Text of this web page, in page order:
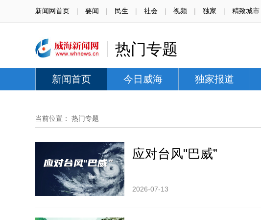
新闻网首页 | 要闻 | 民生 | 社会 | 视频 | 独家 | 精致城市
热门专题
新闻首页 今日威海 独家报道
当前位置： 热门专题
应对台风"巴威”
2026-07-13